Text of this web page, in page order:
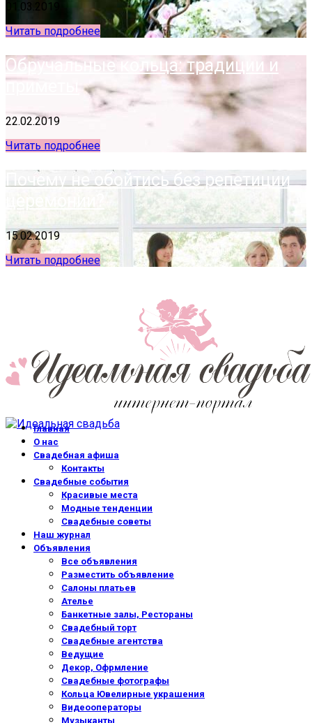
01.03.2019
Читать подробнее
Обручальные кольца: традиции и
приметы
22.02.2019
Читать подробнее
Почему не обойтись без репетиции
церемонии?
15.02.2019
Читать подробнее
Главная
О нас
Свадебная афиша
Контакты
Свадебные события
Красивые места
Модные тенденции
Свадебные советы
Наш журнал
Объявления
Все объявления
Разместить объявление
Салоны платьев
Ателье
Банкетные залы, Рестораны
Свадебный торт
Свадебные агентства
Ведущие
Декор, Офрмление
Свадебные фотографы
Кольца Ювелирные украшения
Видеооператоры
Музыканты